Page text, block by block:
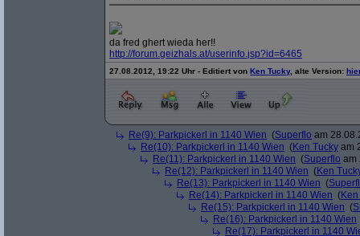
da fred ghert wieda her!!
http://forum.geizhals.at/userinfo.jsp?id=6465
27.08.2012, 19:22 Uhr - Editiert von Ken Tucky, alte Version:
Re(9): Parkpickerl in 1140 Wien (Superflo am
Re(10): Parkpickerl in 1140 Wien (Ken Tucky am
Re(11): Parkpickerl in 1140 Wien (Superflo am
Re(12): Parkpickerl in 1140 Wien (Ken
Re(13): Parkpickerl in 1140 Wien (
Re(14): Parkpickerl in 1140 Wien (
Re(15): Parkpickerl in 1140 Wien (
Re(16): Parkpickerl in 1140 Wien
Re(17): Parkpickerl in 1140